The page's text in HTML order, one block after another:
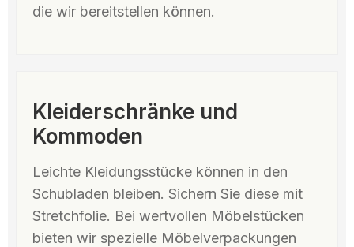
die wir bereitstellen können.
Kleiderschränke und
Kommoden
Leichte Kleidungsstücke können in den
Schubladen bleiben. Sichern Sie diese mit
Stretchfolie. Bei wertvollen Möbelstücken
bieten wir spezielle Möbelverpackungen